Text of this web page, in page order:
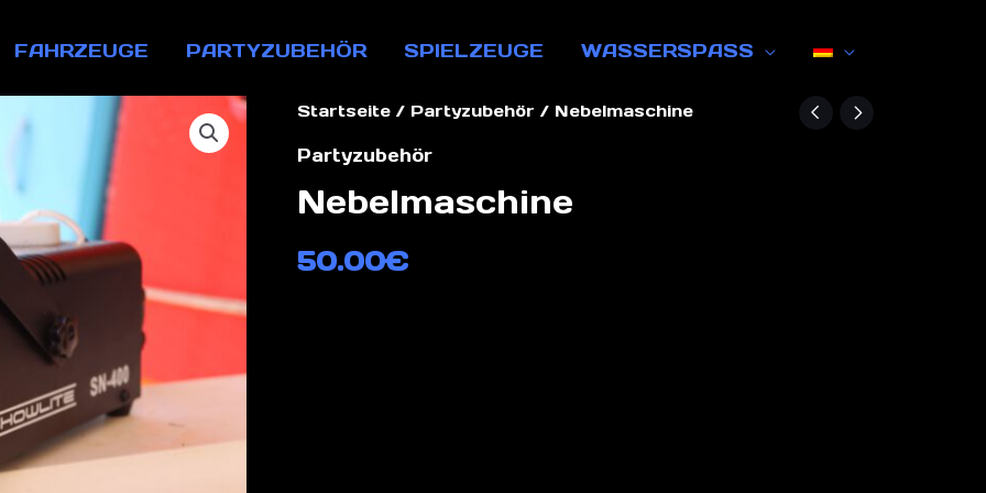
FAHRZEUGE PARTYZUBEHÖR SPIELZEUGE WASSERSPASS
Startseite/ Partyzubehör / Nebelmaschine
Partyzubehör
Nebelmaschine
50.00€